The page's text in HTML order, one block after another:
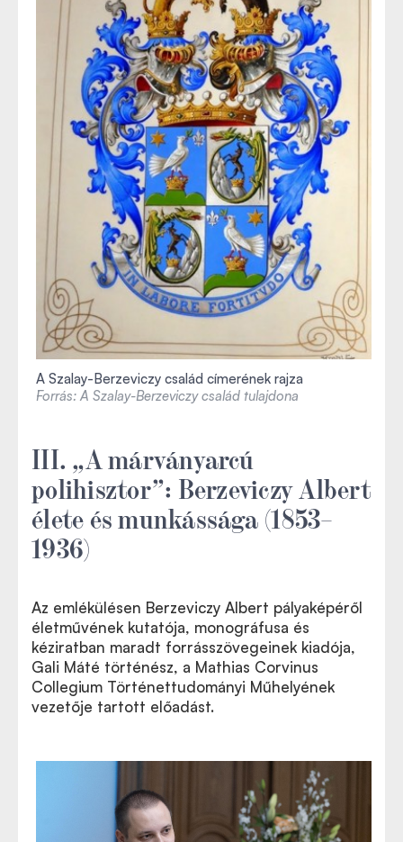
A Szalay-Berzeviczy család címerének rajza
Forrás: A Szalay-Berzeviczy család tulajdona
III. „A márványarcú
polihisztor”: Berzeviczy Albert
élete és munkássága (1853–
1936)
Az emlékülésen Berzeviczy Albert pályaképéről
életművének kutatója, monográfusa és
kéziratban maradt forrásszövegeinek kiadója,
Gali Máté történész, a Mathias Corvinus
Collegium Történettudományi Műhelyének
vezetője tartott előadást.